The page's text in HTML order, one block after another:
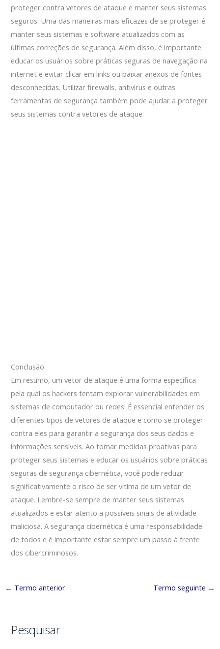
proteger contra vetores de ataque e manter seus sistemas
seguros. Uma das maneiras mais eficazes de se proteger é
manter seus sistemas e software atualizados com as
últimas correções de segurança. Além disso, é importante
educar os usuários sobre práticas seguras de navegação na
internet e evitar clicar em links ou baixar anexos de fontes
desconhecidas. Utilizar firewalls, antivírus e outras
ferramentas de segurança também pode ajudar a proteger
seus sistemas contra vetores de ataque.
Conclusão
Em resumo, um vetor de ataque é uma forma específica
pela qual os hackers tentam explorar vulnerabilidades em
sistemas de computador ou redes. É essencial entender os
diferentes tipos de vetores de ataque e como se proteger
contra eles para garantir a segurança dos seus dados e
informações sensíveis. Ao tomar medidas proativas para
proteger seus sistemas e educar os usuários sobre práticas
seguras de segurança cibernética, você pode reduzir
significativamente o risco de ser vítima de um vetor de
ataque. Lembre-se sempre de manter seus sistemas
atualizados e estar atento a possíveis sinais de atividade
maliciosa. A segurança cibernética é uma responsabilidade
de todos e é importante estar sempre um passo à frente
dos cibercriminosos.
← Termo anterior Termo seguinte →
Pesquisar